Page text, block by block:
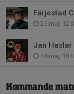
Färjestad
25 maj,
Jan Haslar
24 maj,
Kommande